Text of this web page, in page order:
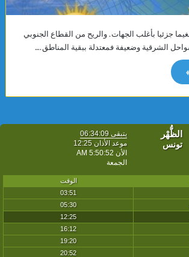
جزئيا بأغلب الجهات. والريح من القطاع الجنوبي
الشرقية وضعيفة فمعتدلة ببقية المناطق.…